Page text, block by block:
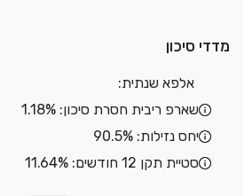
מדדי סיכון
אלפא שנתית:
שארפ ריבית חסרת סיכון: 1.18%
יחס נזילות: 90.5%
סטיית תקן 12 חודשים: 11.64%